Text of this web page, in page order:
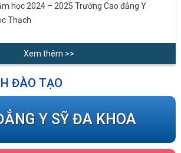
học 2024 – 2025 Trường Cao đẳng Y
Thạch
Xem thêm >>
ĐÀO TẠO
Y SỸ ĐA KHOA